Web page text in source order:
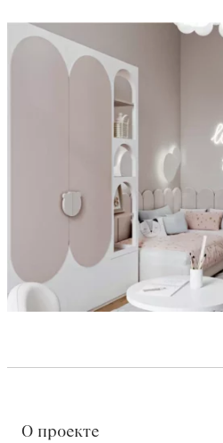
О проекте